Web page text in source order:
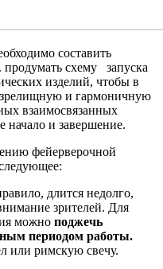
составить
продумать схему запуска
изделий, чтобы в
и гармоничную
взаимосвязанных
и завершение.
фейерверочной
длится недолго,
зрителей. Для
можно поджечь
периодом работы.
или римскую свечу.